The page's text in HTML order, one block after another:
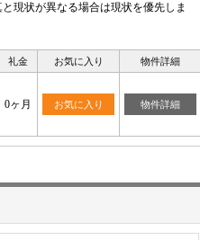
現状が異なる場合は現状を優先しま
礼金 お気に入り 物件詳細
0ヶ月 お気に入り 物件詳細